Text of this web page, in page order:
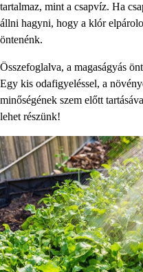
tartalmaz, mint a csapvíz. Ha
állni hagyni, hogy a klór
öntenénk.
Összefoglalva, a magaságyás
Egy kis odafigyeléssel, a
minőségének szem előtt
lehet részünk!